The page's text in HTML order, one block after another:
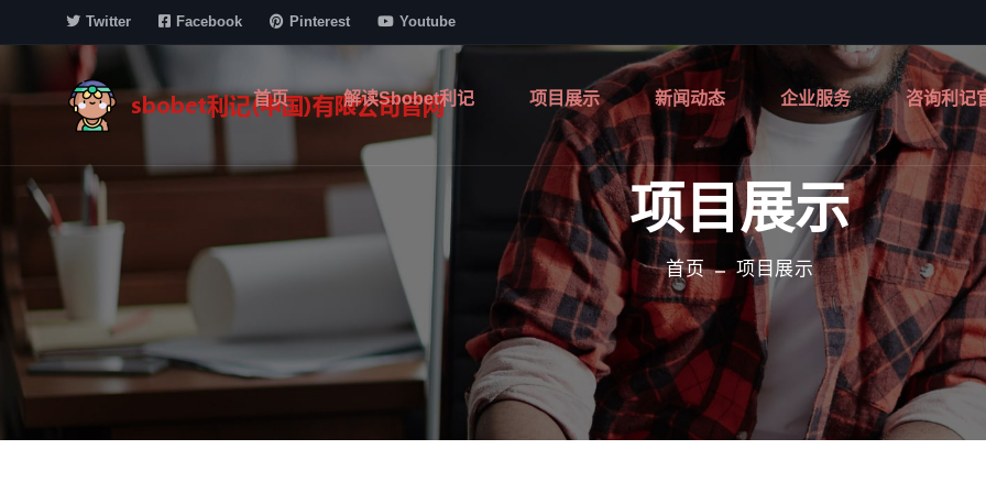
Twitter Facebook Pinterest Youtube
首页 解读sbobet利记 项目展示 新闻动态 企业服务 咨询利记
项目展示
首页 项目展示